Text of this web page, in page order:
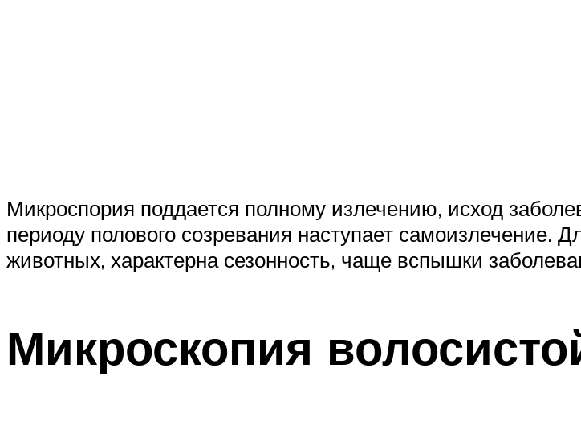
Микроспория поддается полному излечению, исход
периоду полового созревания наступает самоизлечение.
животных, характерна сезонность, чаще вспышки
Микроскопия